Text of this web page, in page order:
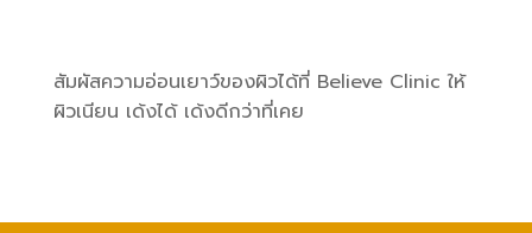
สัมผัสความอ่อนเยาว์ของผิวได้ที่ Believe Clinic ให้
ผิวเนียน เด้งได้ เด้งดีกว่าที่เคย